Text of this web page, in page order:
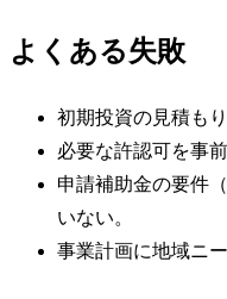
よくある失敗
初期投資の見積も
必要な許認可を事
申請補助金の要件
いない。
事業計画に地域ニ